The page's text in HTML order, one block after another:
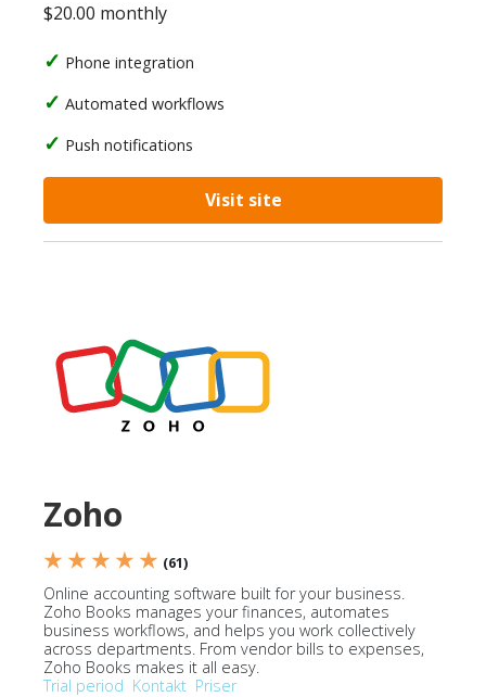
$20.00 monthly
Phone integration
Automated workflows
Push notifications
Visit site
Zoho
★ ★ ★ ★ ★ (61)
Online accounting software built for your business.
Zoho Books manages your finances, automates
business workflows, and helps you work collectively
across departments. From vendor bills to expenses,
Zoho Books makes it all easy.
Trial period Kontakt Priser